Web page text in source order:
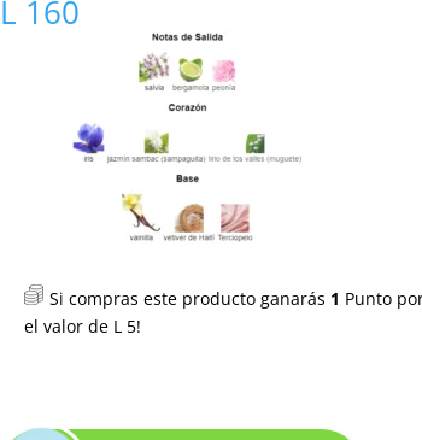
L 160
Si compras este producto ganarás 1 Punto
el valor de L 5!